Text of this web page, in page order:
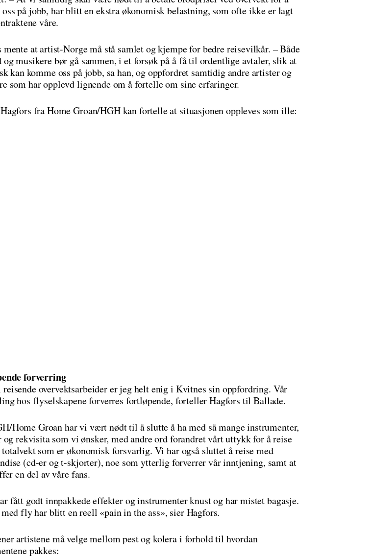
på jobb, har blitt en ekstra økonomisk belastning, som ofte ikke er lagt
våre.
at artist-Norge må stå samlet og kjempe for bedre reisevilkår. – Både
og musikere bør gå sammen, i et forsøk på å få til ordentlige avtaler, slik at
kan komme oss på jobb, sa han, og oppfordret samtidig andre artister og
som har opplevd lignende om å fortelle om sine erfaringer.
fra Home Groan/HGH kan fortelle at situasjonen oppleves som ille:
forverring
overvektsarbeider er jeg helt enig i Kvitnes sin oppfordring. Vår
hos flyselskapene forverres fortløpende, forteller Hagfors til Ballade.
Home Groan har vi vært nødt til å slutte å ha med så mange instrumenter,
og rekvisita som vi ønsker, med andre ord forandret vårt uttykk for å reise
totalvekt som er økonomisk forsvarlig. Vi har også sluttet å reise med
(cd-er og t-skjorter), noe som ytterlig forverrer vår inntjening, samt at
en del av våre fans.
fått godt innpakkede effekter og instrumenter knust og har mistet bagasje.
fly har blitt en reell «pain in the ass», sier Hagfors.
artistene må velge mellom pest og kolera i forhold til hvordan
pakkes: